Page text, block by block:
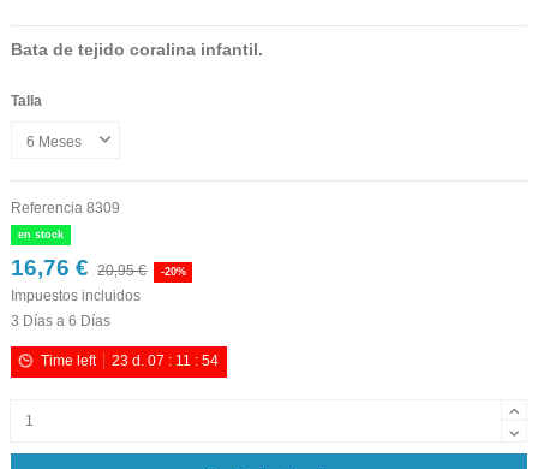
Bata de tejido coralina infantil.
Talla
Referencia 8309
en stock
16,76 € 20,95 € -20%
Impuestos incluidos
3 Días a 6 Días
Time left 23 d. 07 : 11 :53